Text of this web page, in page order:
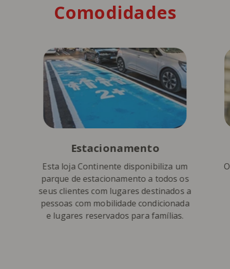
Comodidades
Estacionamento
Esta loja Continente disponibiliza um
parque de estacionamento a todos os
seus clientes com lugares destinados a
pessoas com mobilidade condicionada
e lugares reservados para famílias.